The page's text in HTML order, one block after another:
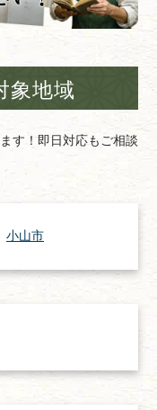
象地域
す！即日対応もご相談
小山市